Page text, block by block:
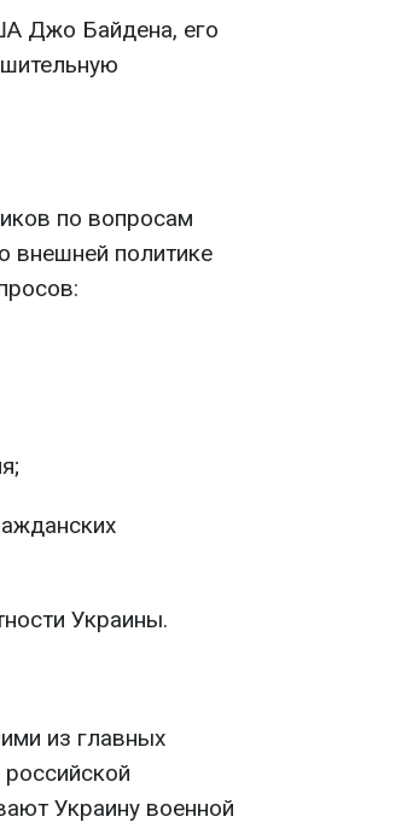
Джо Байдена, его
по вопросам
внешней политике
Украины.
из главных
Украину военной